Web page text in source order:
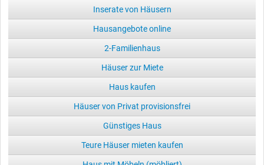
Inserate von Häusern
Hausangebote online
2-Familienhaus
Häuser zur Miete
Haus kaufen
Häuser von Privat provisionsfrei
Günstiges Haus
Teure Häuser mieten kaufen